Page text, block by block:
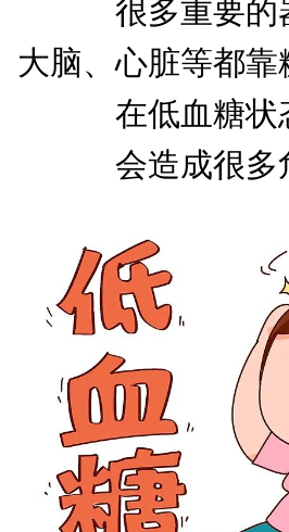
很多重要的
大脑、心脏等都
在低血糖状
会造成很多